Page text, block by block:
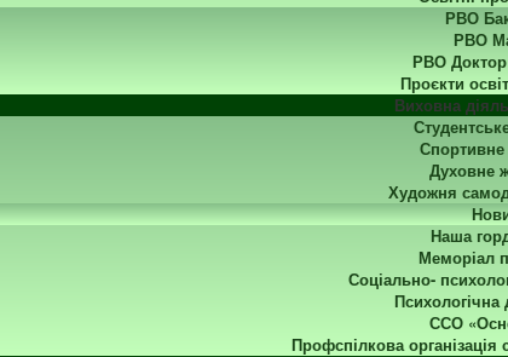
РВО
РВО
РВО Доктор
Проєкти
Виховна
Спортивне
Духовне
Художня
Наша
Меморіал
Соціально-
ССО
Профспілкова організація